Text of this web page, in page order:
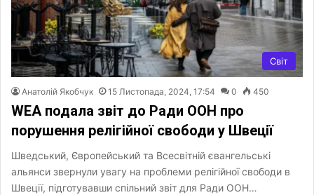
Світ
Анатолій Якобчук 15 Листопада, 2024, 17:54 0 450
WEA подала звіт до Ради ООН про
порушення релігійної свободи у Швеції
Шведський, Європейський та Всесвітній євангельські
альянси звернули увагу на проблеми релігійної свободи в
Швеції, підготувавши спільний звіт для Ради ООН…